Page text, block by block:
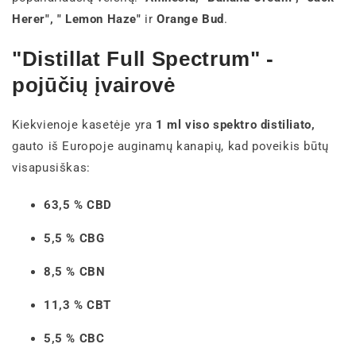
Herer", " Lemon Haze" irOrange Bud .
"Distillat Full Spectrum" -
pojūčių įvairovė
Kiekvienoje kasetėje yra 1 ml viso spektro distiliato,
gauto iš Europoje auginamų kanapių, kad poveikis būtų
visapusiškas:
63,5 % CBD
5,5 % CBG
8,5 % CBN
11,3 % CBT
5,5 % CBC